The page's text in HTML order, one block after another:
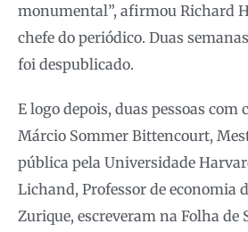
monumental”, afirmou Richard
chefe do periódico. Duas
foi despublicado.
E logo depois, duas pessoas com
Márcio Sommer Bittencourt,
pública pela Universidade
Lichand, Professor de economia
Zurique, escreveram na Folha de